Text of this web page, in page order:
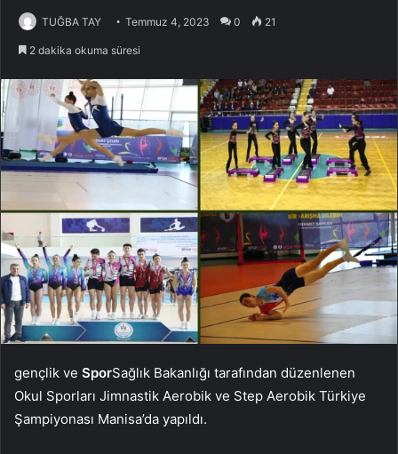
TUĞBA TAY Temmuz 4, 2023 0 21
2 dakika okuma süresi
gençlik ve SporSağlık Bakanlığı tarafından düzenlenen
Okul Sporları Jimnastik Aerobik ve Step Aerobik Türkiye
Şampiyonası Manisa’da yapıldı.